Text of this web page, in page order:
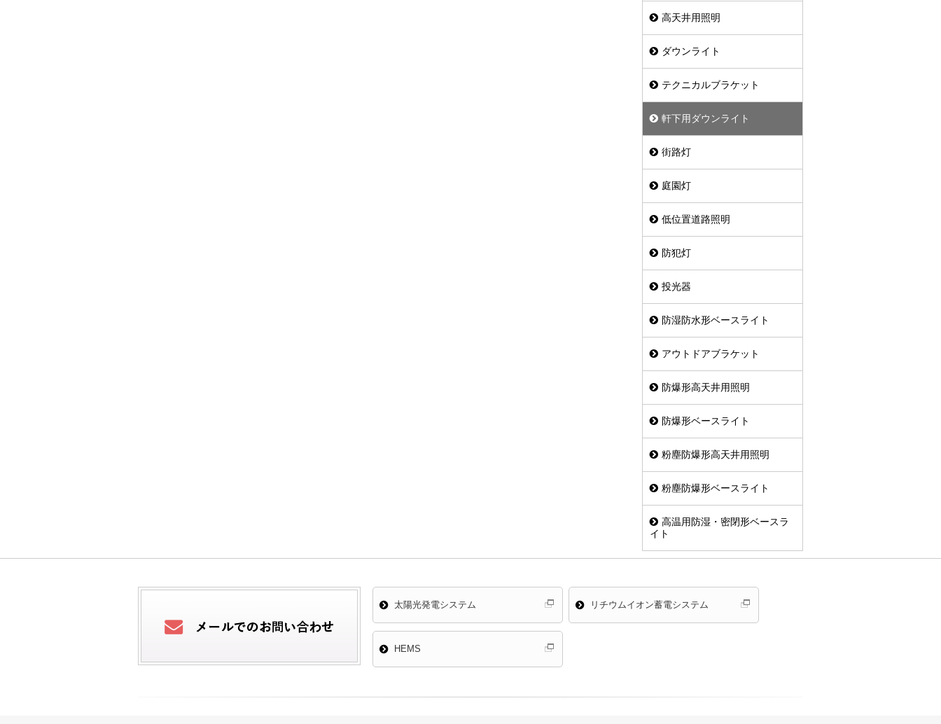
高天井用照明
ダウンライト
テクニカルブラケット
軒下用ダウンライト
街路灯
庭園灯
低位置道路照明
防犯灯
投光器
防湿防水形ベースライト
アウトドアブラケット
防爆形高天井用照明
防爆形ベースライト
粉塵防爆形高天井用照明
粉塵防爆形ベースライト
高温用防湿・密閉形ベースラ
イト
太陽光発電システム リチウムイオン蓄電システム
HEMS